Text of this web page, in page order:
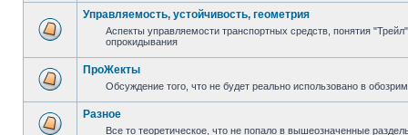
Управляемость, устойчивость, геометрия
Аспекты управляемости транспортных средств, понятия
опрокидывания
ПроЖекты
Обсуждение того, что не будет реально использовано в
Разное
Все то теоретическое, что не попало в вышеозначенные